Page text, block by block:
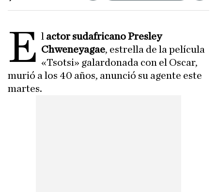
E l actor sudafricano Presley
Chweneyagae, estrella de la película
«Tsotsi» galardonada con el Oscar,
murió a los 40 años, anunció su agente este
martes.